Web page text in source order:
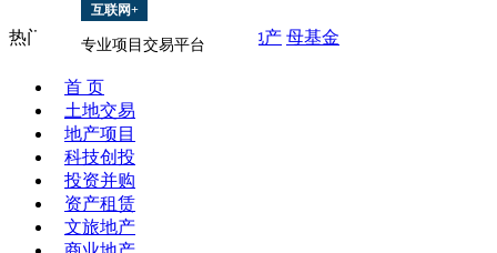
互联网+
专业项目交易平台
热门搜索：地产融资 PPP 海外地产 母基金
首 页
土地交易
地产项目
科技创投
投资并购
资产租赁
文旅地产